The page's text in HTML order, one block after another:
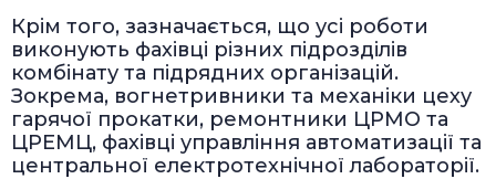
Крім того, зазначається, що усі роботи
виконують фахівці різних підрозділів
комбінату та підрядних організацій.
Зокрема, вогнетривники та механіки цеху
гарячої прокатки, ремонтники ЦРМО та
ЦРЕМЦ, фахівці управління автоматизації та
центральної електротехнічної лабораторії.